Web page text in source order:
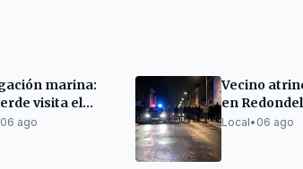
marina:
visita el
de
06 ago
Vecino
en
un gran
Local• 06 ago